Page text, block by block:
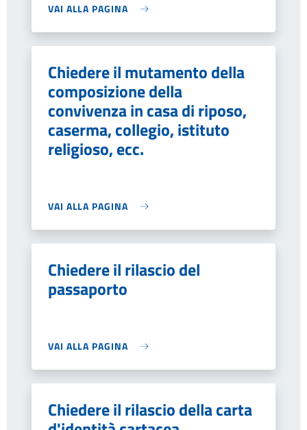
VAI ALLA PAGINA
Chiedere il mutamento della
composizione della
convivenza in casa di riposo,
caserma, collegio, istituto
religioso, ecc.
VAI ALLA PAGINA
Chiedere il rilascio del
passaporto
VAI ALLA PAGINA
Chiedere il rilascio della carta